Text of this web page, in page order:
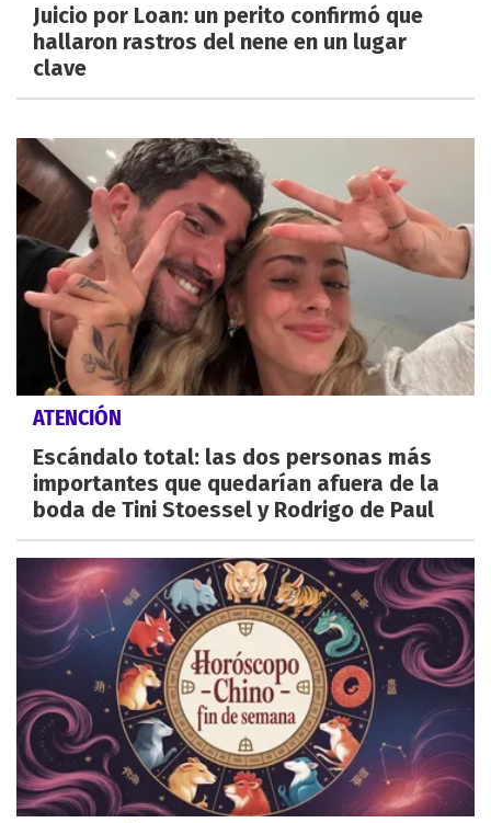
Juicio por Loan: un perito confirmó que
hallaron rastros del nene en un lugar
clave
ATENCIÓN
Escándalo total: las dos personas más
importantes que quedarían afuera de la
boda de Tini Stoessel y Rodrigo de Paul